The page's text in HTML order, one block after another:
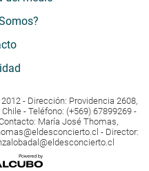
- Dirección: Providencia 2608,
- Teléfono: (+569) 67899269 -
María José Thomas,
- Director: